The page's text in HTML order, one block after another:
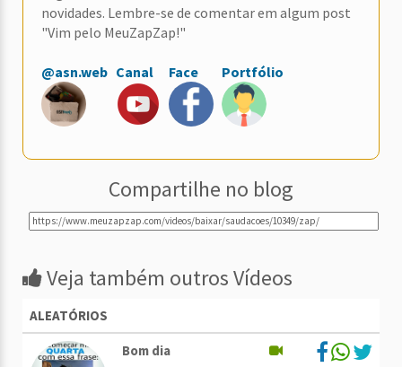
novidades. Lembre-se de comentar em algum post
"Vim pelo MeuZapZap!"
@asn.web Canal Face Portfólio
Compartilhe no blog
Veja também outros Vídeos
ALEATÓRIOS
Bom dia